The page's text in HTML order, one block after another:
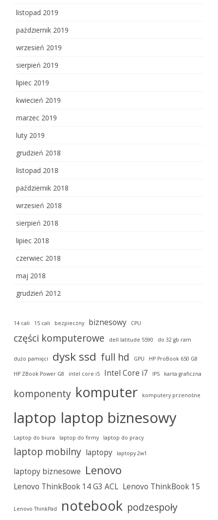
listopad 2019
październik 2019
wrzesień 2019
sierpień 2019
lipiec 2019
kwiecień 2019
marzec 2019
luty 2019
grudzień 2018
listopad 2018
październik 2018
wrzesień 2018
sierpień 2018
lipiec 2018
czerwiec 2018
maj 2018
grudzień 2012
14 cali 15 cali bezpieczny biznesowy CPU
części komputerowe dell latitude 5590 do 32 gb ram
dużo pamięci dysk ssd full hd GPU HP ProBook 650 G8
HP ZBook Power G8 intel core i5 Intel Core i7 IPS karta graficzna
komponenty komputer komputery przenośne
laptop laptop biznesowy
Laptop do biura laptop do firmy laptop do pracy
laptop mobilny laptopy laptopy 2w1
laptopy biznesowe Lenovo
Lenovo ThinkBook 14 G3 ACL Lenovo ThinkBook 15
Lenovo ThinkPad notebook podzespoły